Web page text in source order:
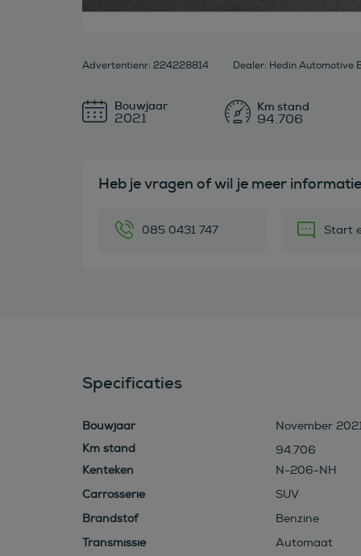
Advertentienr: 224228814 Dealer: Hedin Automotive
Bouwjaar
2021 94.706
Heb je vragen of wil je meer
085 0431 747 Start
Specificaties
Bouwjaar
November
94.706
Kenteken
N-206-NH
Carrosserie
SUV
Brandstof
Benzine
Transmissie
Automaat